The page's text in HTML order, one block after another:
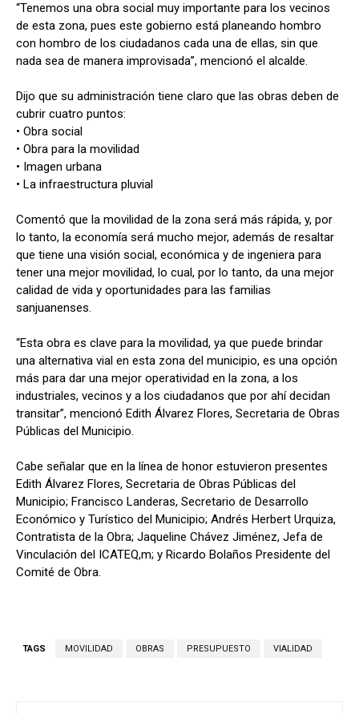
“Tenemos una obra social muy importante para los vecinos
de esta zona, pues este gobierno está planeando hombro
con hombro de los ciudadanos cada una de ellas, sin que
nada sea de manera improvisada”, mencionó el alcalde.
Dijo que su administración tiene claro que las obras deben de
cubrir cuatro puntos:
• Obra social
• Obra para la movilidad
• Imagen urbana
• La infraestructura pluvial
Comentó que la movilidad de la zona será más rápida, y, por
lo tanto, la economía será mucho mejor, además de resaltar
que tiene una visión social, económica y de ingeniera para
tener una mejor movilidad, lo cual, por lo tanto, da una mejor
calidad de vida y oportunidades para las familias
sanjuanenses.
“Esta obra es clave para la movilidad, ya que puede brindar
una alternativa vial en esta zona del municipio, es una opción
más para dar una mejor operatividad en la zona, a los
industriales, vecinos y a los ciudadanos que por ahí decidan
transitar”, mencionó Edith Álvarez Flores, Secretaria de Obras
Públicas del Municipio.
Cabe señalar que en la línea de honor estuvieron presentes
Edith Álvarez Flores, Secretaria de Obras Públicas del
Municipio; Francisco Landeras, Secretario de Desarrollo
Económico y Turístico del Municipio; Andrés Herbert Urquiza,
Contratista de la Obra; Jaqueline Chávez Jiménez, Jefa de
Vinculación del ICATEQ,m; y Ricardo Bolaños Presidente del
Comité de Obra.
TAGS MOVILIDAD OBRAS PRESUPUESTO VIALIDAD